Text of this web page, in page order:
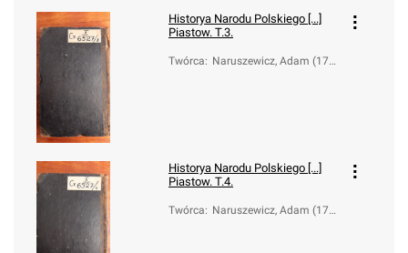
Historya Narodu Polskiego [...]
Piastow. T.3.
Twórca: Naruszewicz, Adam (173
Historya Narodu Polskiego [...]
Piastow. T.4.
Twórca: Naruszewicz, Adam (173